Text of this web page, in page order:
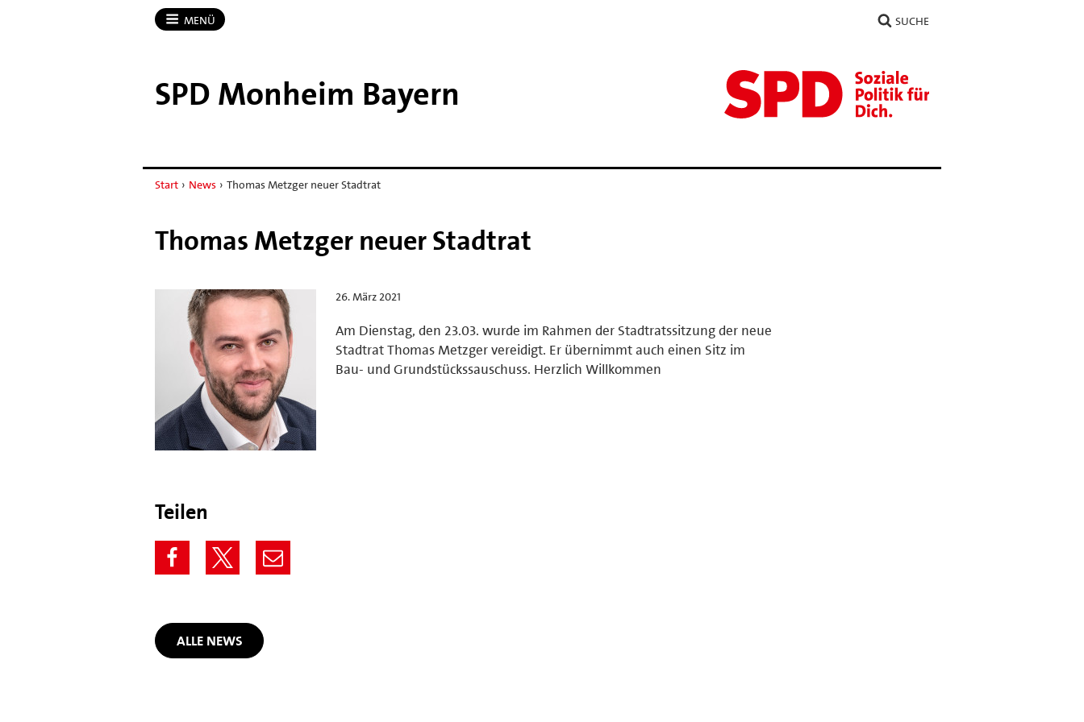
MENÜ SUCHE
SPD Monheim Bayern
Start › News › Thomas Metzger neuer Stadtrat
Thomas Metzger neuer Stadtrat
26. März 2021
Am Dienstag, den 23.03. wurde im Rahmen der Stadtratssitzung der neue
Stadtrat Thomas Metzger vereidigt. Er übernimmt auch einen Sitz im
Bau- und Grundstückssauschuss. Herzlich Willkommen
Teilen
ALLE NEWS